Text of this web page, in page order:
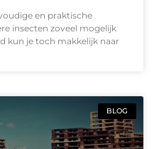
en praktische
insecten zoveel mogelijk
kun je toch makkelijk naar
BLOG